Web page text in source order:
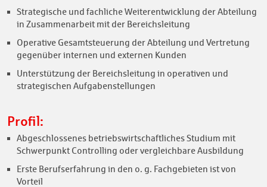
Strategische und fachliche Weiterentwicklung der Abteilung
in Zusammenarbeit mit der Bereichsleitung
Operative Gesamtsteuerung der Abteilung und Vertretung
gegenüber internen und externen Kunden
Unterstützung der Bereichsleitung in operativen und
strategischen Aufgabenstellungen
Profil:
Abgeschlossenes betriebswirtschaftliches Studium mit
Schwerpunkt Controlling oder vergleichbare Ausbildung
Erste Berufserfahrung in den o. g. Fachgebieten ist von
Vorteil